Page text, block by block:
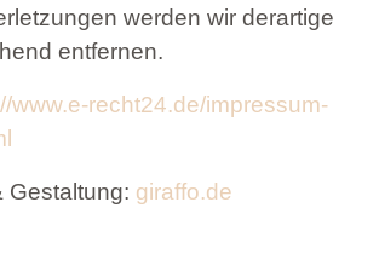
werden wir derartige
entfernen.
www.e-recht24.de/impressum-
Gestaltung: giraffo.de